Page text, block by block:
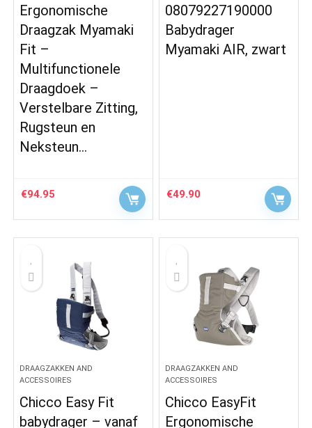
Ergonomische
Draagzak Myamaki
Fit –
Multifunctionele
Draagdoek –
Verstelbare Zitting,
Rugsteun en
Neksteun…
€94.95
08079227190000
Babydrager
Myamaki AIR, zwart
€49.90
DRAAGZAKKEN AND
ACCESSOIRES
Chicco Easy Fit
babydrager – vanaf
DRAAGZAKKEN AND
ACCESSOIRES
Chicco EasyFit
Ergonomische